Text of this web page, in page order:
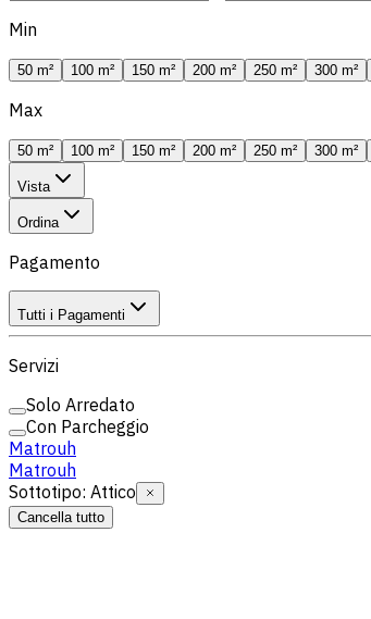
Min
50 m² 100 m² 150 m² 200 m² 250 m² 300 m²
Max
50 m² 100 m² 150 m² 200 m² 250 m² 300 m²
Vista
Ordina
Pagamento
Tutti i Pagamenti
Servizi
Solo Arredato
Con Parcheggio
Matrouh
Matrouh
Sottotipo: Attico
Cancella tutto